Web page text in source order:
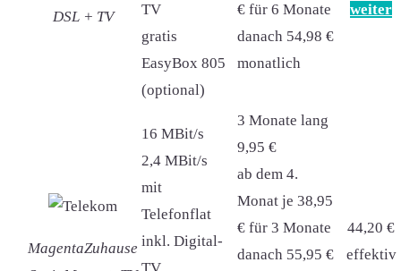
DSL + TV
TV
gratis
EasyBox 805
(optional)
€ für 6 Monate
danach 54,98 €
monatlich
weiter
MagentaZuhause
16 MBit/s
2,4 MBit/s
mit
Telefonflat
inkl. Digital-
3 Monate lang
9,95 €
ab dem 4.
Monat je 38,95
€ für 3 Monate
danach 55,95 €
44,20 €
effektiv